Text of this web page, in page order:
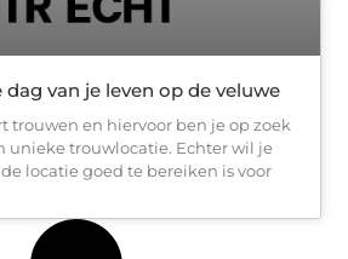
van je leven op de veluwe
trouwen en hiervoor ben je op zoek
unieke trouwlocatie. Echter wil je
locatie goed te bereiken is voor